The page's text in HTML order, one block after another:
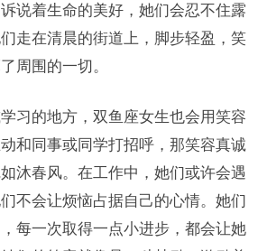
说着生命的美好，她们会忍不住露
走在清晨的街道上，脚步轻盈，笑
周围的一切。
习的地方，双鱼座女生也会用笑容
和同事或同学打招呼，那笑容真诚
沐春风。在工作中，她们或许会遇
不会让烦恼占据自己的心情。她们
每一次取得一点小进步，都会让她